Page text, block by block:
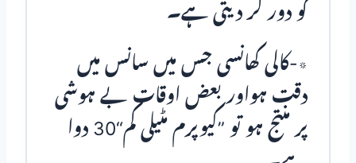
کو دور کر دیتی ہے۔
٭-کالی کھانسی جس میں سانس میں
دقت ہواور بعض اوقات بے ہوشی
پر منتج ہو تو ”کیوپرم مٹیلی کم“30 دوا